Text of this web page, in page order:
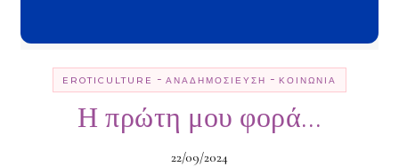
EROTICULTURE - ΑΝΑΔΗΜΟΣΊΕΥΣΗ - ΚΟΙΝΩΝΊΑ
Η πρώτη μου φορά…
22/09/2024